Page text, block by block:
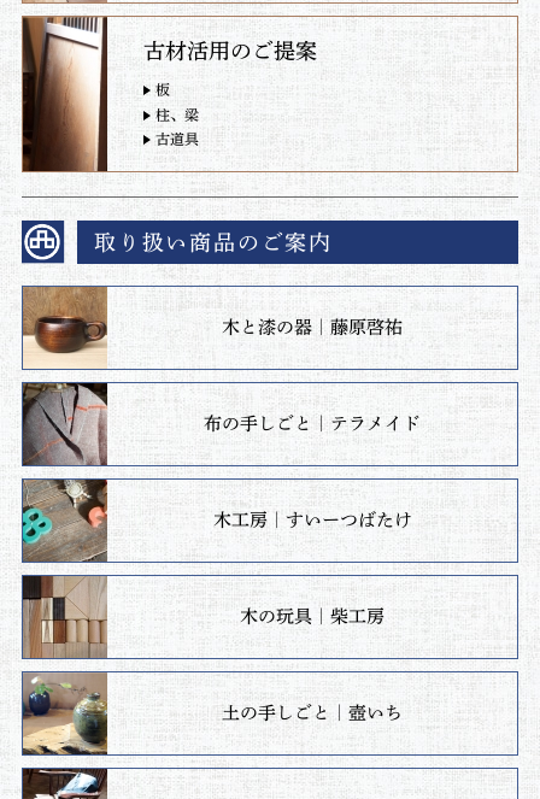
古材活用のご提案
板
柱、梁
古道具
取り扱い商品のご案内
木と漆の器｜藤原啓祐
布の手しごと｜テラメイド
木工房｜すいーつばたけ
木の玩具｜柴工房
土の手しごと｜壺いち